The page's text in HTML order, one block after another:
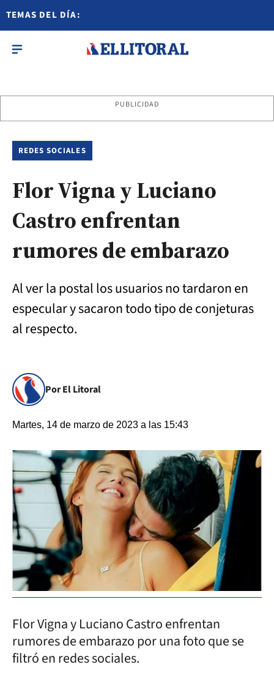
TEMAS DEL DÍA:
PUBLICIDAD
REDES SOCIALES
Flor Vigna y Luciano
Castro enfrentan
rumores de embarazo
Al ver la postal los usuarios no tardaron en
especular y sacaron todo tipo de conjeturas
al respecto.
Por El Litoral
Martes, 14 de marzo de 2023 a las 15:43
Flor Vigna y Luciano Castro enfrentan
rumores de embarazo por una foto que se
filtró en redes sociales.